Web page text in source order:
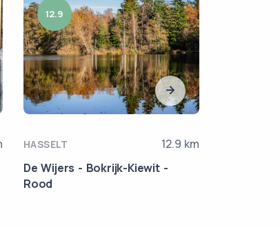
12.9
HASSELT
12.9 km
De Wijers - Bokrijk-Kiewit -
Rood